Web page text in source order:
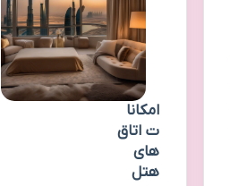
امکانا
ت اتاق
های
هتل